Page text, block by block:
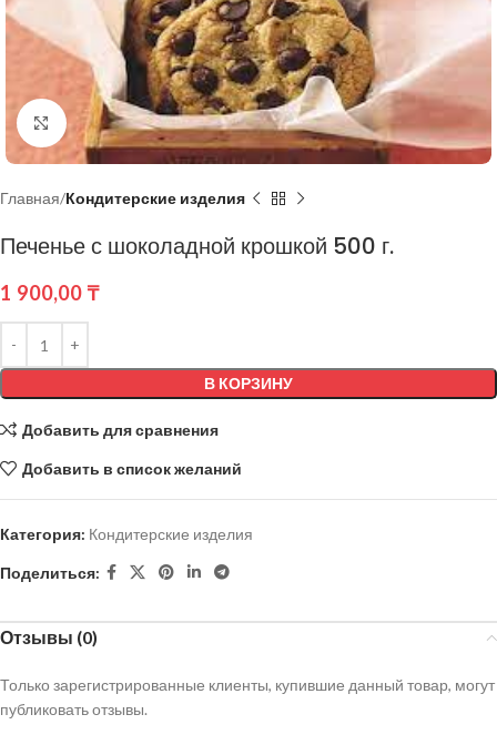
Нажмите, чтобы увеличить
Главная Кондитерские изделия
Печенье с шоколадной крошкой 500 г.
1 900,00 ₸
В КОРЗИНУ
Добавить для сравнения
Добавить в список желаний
Категория: Кондитерские изделия
Поделиться:
Отзывы (0)
Только зарегистрированные клиенты, купившие данный товар, могут
публиковать отзывы.